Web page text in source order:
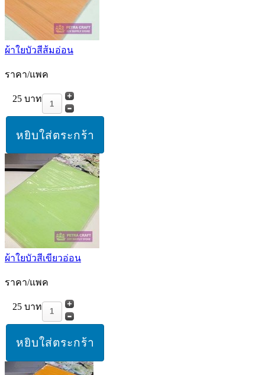
ผ้าใยบัวสีส้มอ่อน
ราคา/แพค
25 บาท
ผ้าใยบัวสีเขียวอ่อน
ราคา/แพค
25 บาท